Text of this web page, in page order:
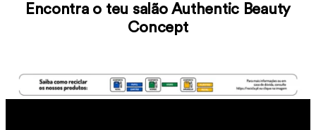
Encontra o teu salão Authentic Beauty
Concept